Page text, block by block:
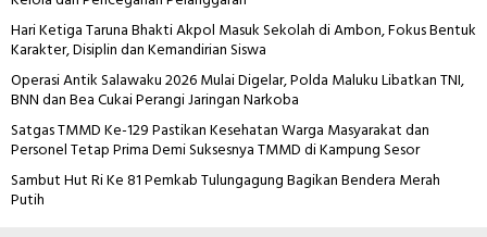
Hari Ketiga Taruna Bhakti Akpol Masuk Sekolah di Ambon, Fokus Bentuk
Karakter, Disiplin dan Kemandirian Siswa
Operasi Antik Salawaku 2026 Mulai Digelar, Polda Maluku Libatkan TNI,
BNN dan Bea Cukai Perangi Jaringan Narkoba
Satgas TMMD Ke-129 Pastikan Kesehatan Warga Masyarakat dan
Personel Tetap Prima Demi Suksesnya TMMD di Kampung Sesor
Sambut Hut Ri Ke 81 Pemkab Tulungagung Bagikan Bendera Merah
Putih